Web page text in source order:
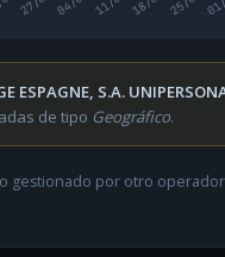
ESPAGNE, S.A.
de tipo Geográfico.
por otro